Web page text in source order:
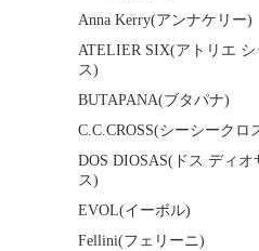
Anna Kerry(アンナケリー)
ATELIER SIX(アトリエ シ
ス)
BUTAPANA(ブタパナ)
C.C.CROSS(シーシークロ
DOS DIOSAS(ドス ディオ
ス)
EVOL(イーボル)
Fellini(フェリーニ)